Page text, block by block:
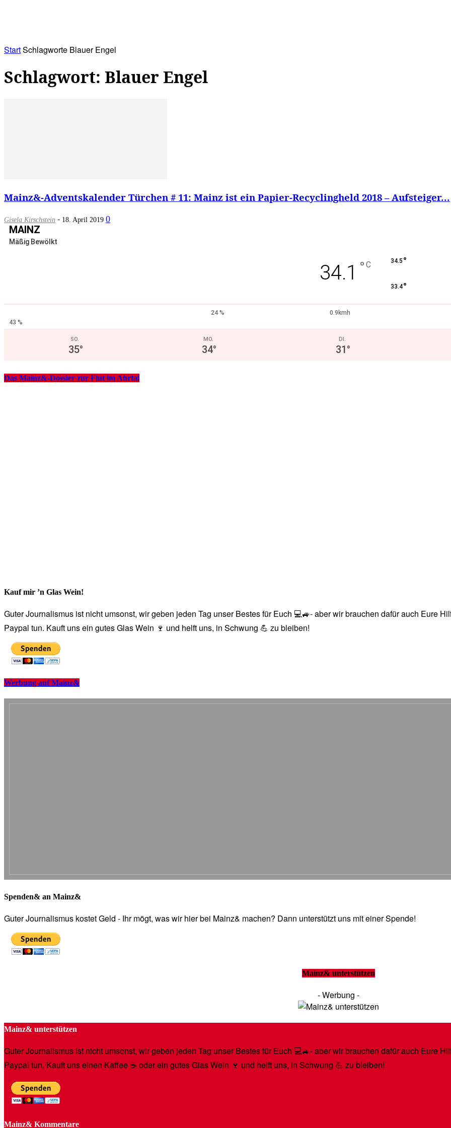
StartSchlagworte Blauer Engel
Schlagwort: Blauer Engel
Mainz&-Adventskalender Türchen # 11: Mainz ist ein Papier-Recyclingheld 2018 – Aufsteiger...
Gisela Kirschstein - 18. April 2019 0
MAINZ
Mäßig Bewölkt
34.1 ° C 34.5 °
33.4°
24 %
0.9kmh
43 %
SO.
35°
MO.
34°
DI.
31°
Das Mainz&-Dossier zur Flut im Ahrtal
Kauf mir ’n Glas Wein!
Guter Journalismus ist nicht umsonst, wir geben jeden Tag unser Bestes für Euch 💻🚙- aber wir brauchen dafür auch Eure
Paypal tun. Kauft uns ein gutes Glas Wein 🍷 und helft uns, in Schwung 💪 zu bleiben!
Werbung auf Mainz&
Spenden& an Mainz&
Guter Journalismus kostet Geld - Ihr mögt, was wir hier bei Mainz& machen? Dann unterstützt uns mit einer Spende!
Mainz& unterstützen
- Werbung -
Mainz& unterstützen
Guter Journalismus ist nicht umsonst, wir geben jeden Tag unser Bestes für Euch 💻🚙- aber wir brauchen dafür auch Eure
Paypal tun. Kauft uns einen Kaffee ☕️ oder ein gutes Glas Wein 🍷 und helft uns, in Schwung 💪 zu bleiben!
Mainz& Kommentare